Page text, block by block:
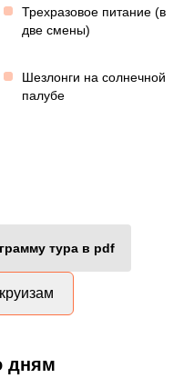
Трехразовое питание (в
две смены)
Шезлонги на солнечной
палубе
тура в pdf
дням